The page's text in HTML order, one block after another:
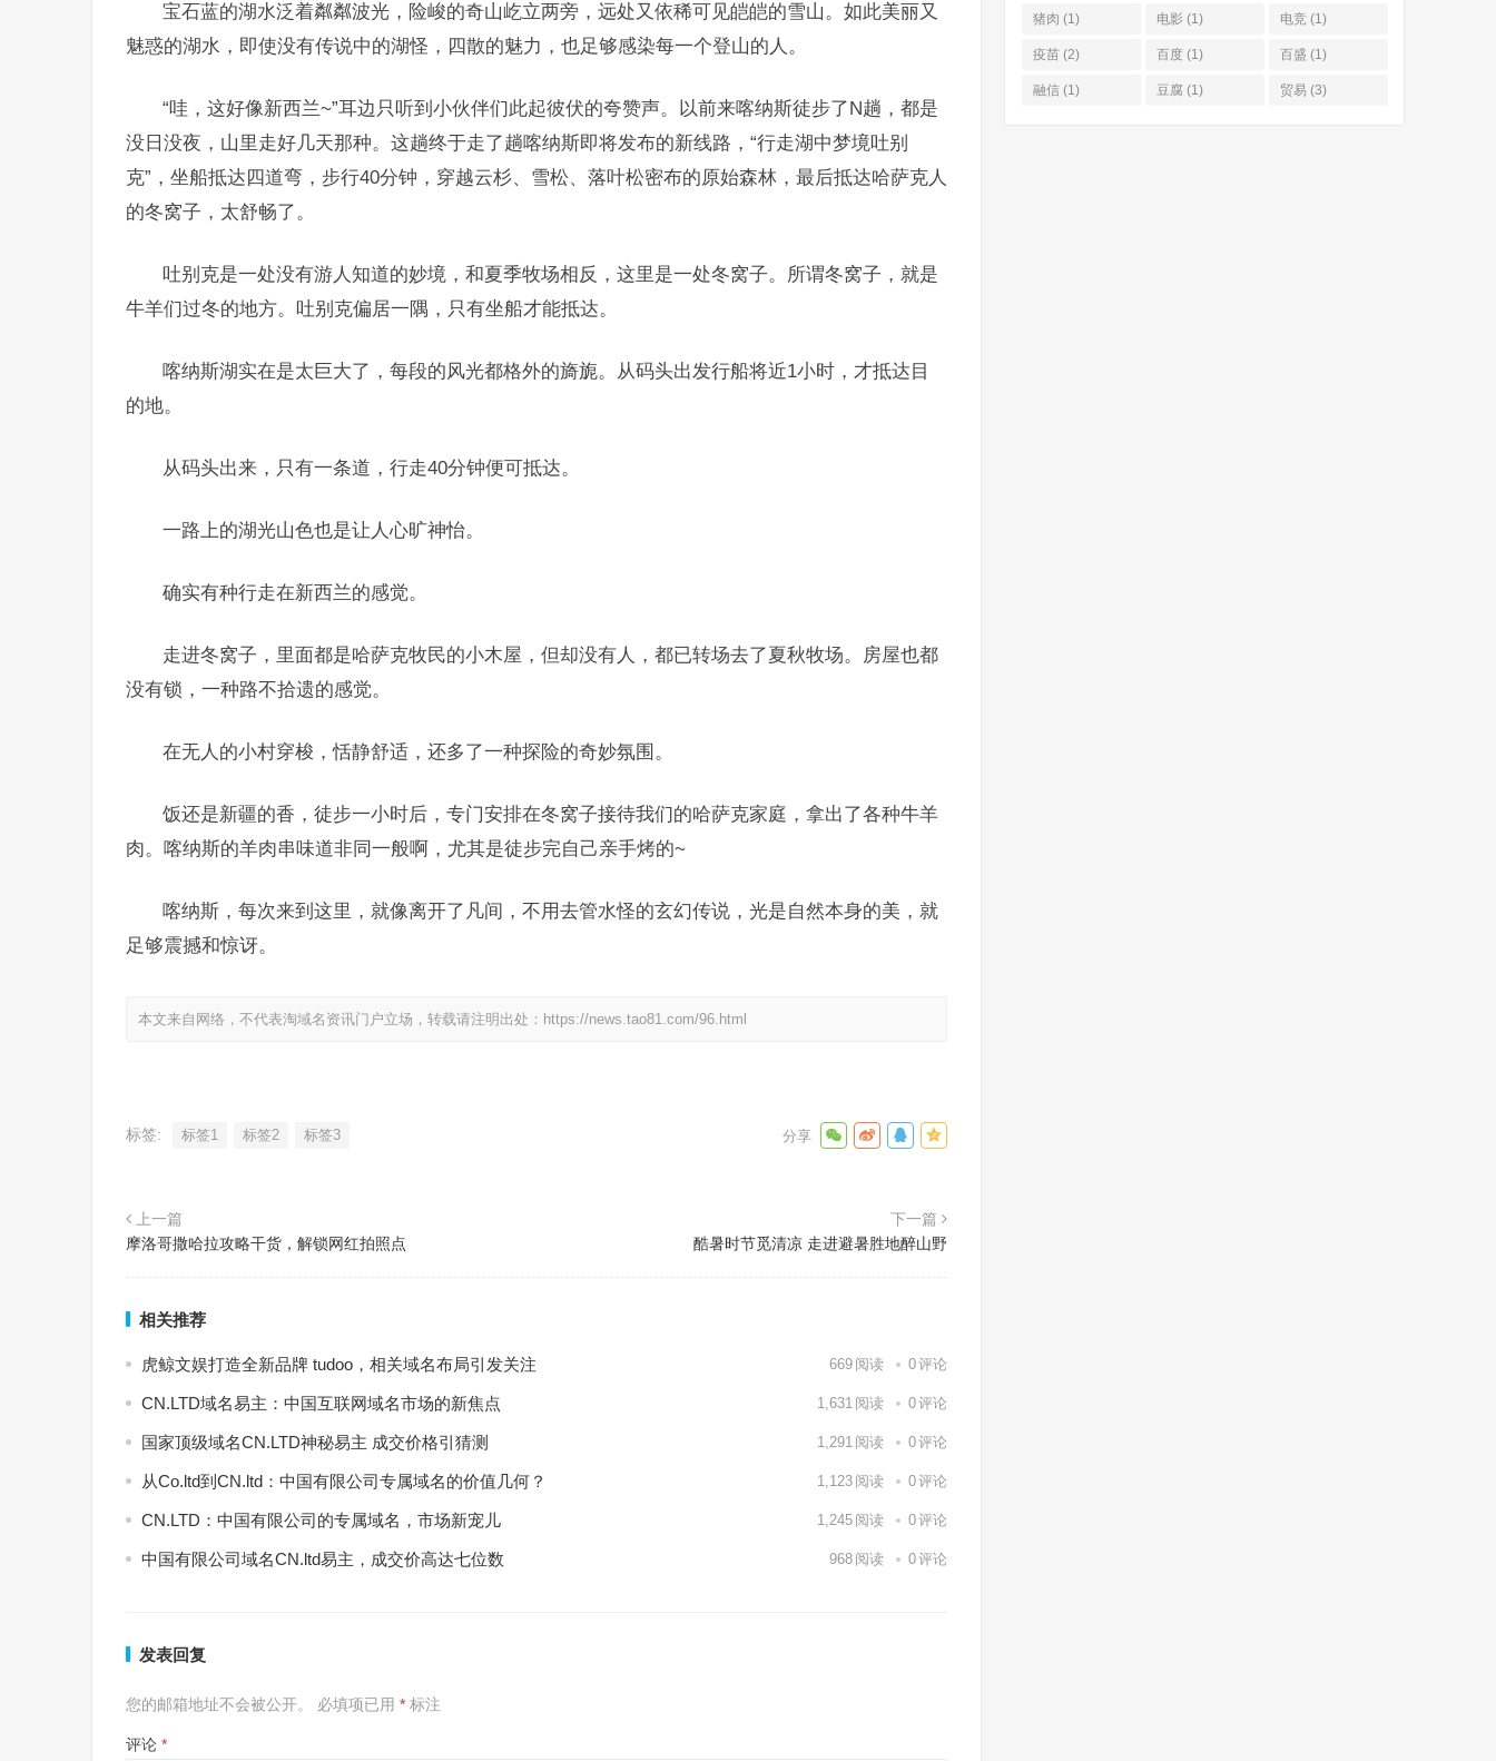
宝石蓝的湖水泛着粼粼波光，险峻的奇山屹立两旁，远处又依稀可见皑皑的雪山。如此美丽又
魅惑的湖水，即使没有传说中的湖怪，四散的魅力，也足够感染每一个登山的人。
“哇，这好像新西兰~”耳边只听到小伙伴们此起彼伏的夸赞声。以前来喀纳斯徒步了N趟，都是
没日没夜，山里走好几天那种。这趟终于走了趟喀纳斯即将发布的新线路，“行走湖中梦境吐别
克”，坐船抵达四道弯，步行40分钟，穿越云杉、雪松、落叶松密布的原始森林，最后抵达哈萨克人
的冬窝子，太舒畅了。
吐别克是一处没有游人知道的妙境，和夏季牧场相反，这里是一处冬窝子。所谓冬窝子，就是
牛羊们过冬的地方。吐别克偏居一隅，只有坐船才能抵达。
喀纳斯湖实在是太巨大了，每段的风光都格外的旖旎。从码头出发行船将近1小时，才抵达目
的地。
从码头出来，只有一条道，行走40分钟便可抵达。
一路上的湖光山色也是让人心旷神怡。
确实有种行走在新西兰的感觉。
走进冬窝子，里面都是哈萨克牧民的小木屋，但却没有人，都已转场去了夏秋牧场。房屋也都
没有锁，一种路不拾遗的感觉。
在无人的小村穿梭，恬静舒适，还多了一种探险的奇妙氛围。
饭还是新疆的香，徒步一小时后，专门安排在冬窝子接待我们的哈萨克家庭，拿出了各种牛羊
肉。喀纳斯的羊肉串味道非同一般啊，尤其是徒步完自己亲手烤的~
喀纳斯，每次来到这里，就像离开了凡间，不用去管水怪的玄幻传说，光是自然本身的美，就
足够震撼和惊讶。
本文来自网络，不代表淘域名资讯门户立场，转载请注明出处： https://news.tao81.com/96.html
标签: 标签1 标签2 标签3
上一篇
摩洛哥撒哈拉攻略干货，解锁网红拍照点
下一篇
酷暑时节觅清凉 走进避暑胜地醉山野
相关推荐
虎鲸文娱打造全新品牌 tudoo，相关域名布局引发关注 669 阅读 0评论
CN.LTD域名易主：中国互联网域名市场的新焦点 1,631 阅读 0评论
国家顶级域名CN.LTD神秘易主 成交价格引猜测 1,291 阅读 0评论
从Co.ltd到CN.ltd：中国有限公司专属域名的价值几何？ 1,123 阅读 0评论
CN.LTD：中国有限公司的专属域名，市场新宠儿 1,245 阅读 0评论
中国有限公司域名CN.ltd易主，成交价高达七位数 968 阅读 0评论
发表回复
您的邮箱地址不会被公开。 必填项已用 * 标注
评论 *
猪肉 (1) 电影 (1) 电竞 (1)
疫苗 (2) 百度 (1) 百盛 (1)
融信 (1) 豆腐 (1) 贸易 (3)